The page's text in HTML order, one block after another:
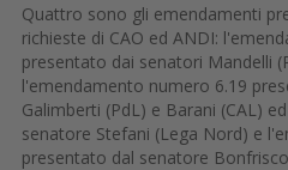
Quattro sono gli emendamenti
richieste di CAO ed ANDI:
presentato dai senatori Mandelli
l'emendamento numero 6.19
Galimberti (PdL) e Barani (CAL)
senatore Stefani (Lega Nord) e
presentato dal senatore